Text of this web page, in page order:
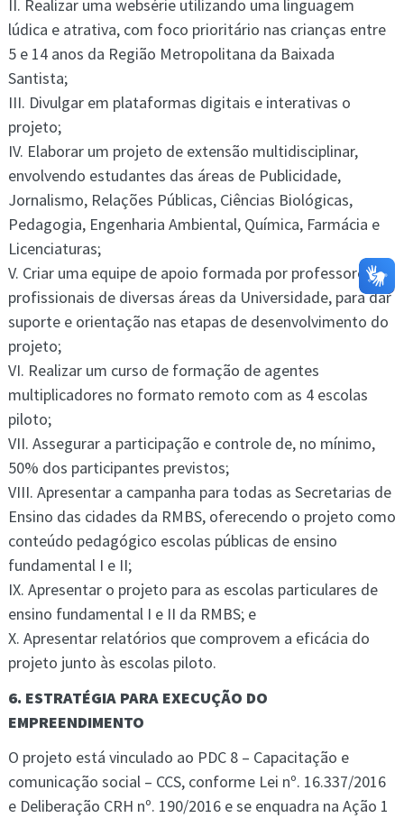
II. Realizar uma websérie utilizando uma linguagem
lúdica e atrativa, com foco prioritário nas crianças entre
5 e 14 anos da Região Metropolitana da Baixada
Santista;
III. Divulgar em plataformas digitais e interativas o
projeto;
IV. Elaborar um projeto de extensão multidisciplinar,
envolvendo estudantes das áreas de Publicidade,
Jornalismo, Relações Públicas, Ciências Biológicas,
Pedagogia, Engenharia Ambiental, Química, Farmácia e
Licenciaturas;
V. Criar uma equipe de apoio formada por professores e
profissionais de diversas áreas da Universidade, para dar
suporte e orientação nas etapas de desenvolvimento do
projeto;
VI. Realizar um curso de formação de agentes
multiplicadores no formato remoto com as 4 escolas
piloto;
VII. Assegurar a participação e controle de, no mínimo,
50% dos participantes previstos;
VIII. Apresentar a campanha para todas as Secretarias de
Ensino das cidades da RMBS, oferecendo o projeto como
conteúdo pedagógico escolas públicas de ensino
fundamental I e II;
IX. Apresentar o projeto para as escolas particulares de
ensino fundamental I e II da RMBS; e
X. Apresentar relatórios que comprovem a eficácia do
projeto junto às escolas piloto.
6. ESTRATÉGIA PARA EXECUÇÃO DO
EMPREENDIMENTO
O projeto está vinculado ao PDC 8 – Capacitação e
comunicação social – CCS, conforme Lei nº. 16.337/2016
e Deliberação CRH nº. 190/2016 e se enquadra na Ação 1